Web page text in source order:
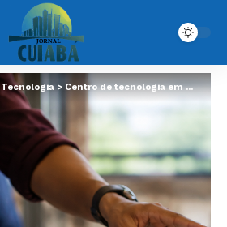
Tecnologia > Centro de tecnologia em Cuiabá amplia cursos gratuitos e reforça inclusão digital: como a iniciativa pode beneficiar moradores da capital